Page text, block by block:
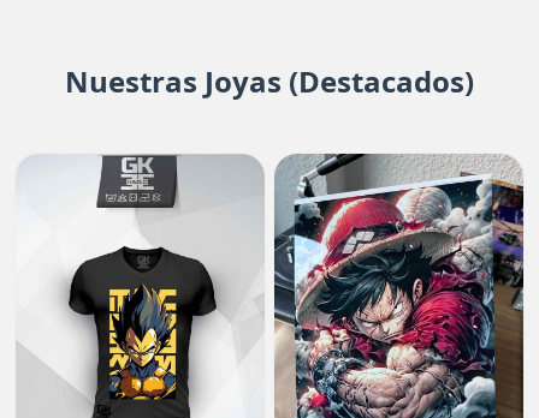
Nuestras Joyas (Destacados)